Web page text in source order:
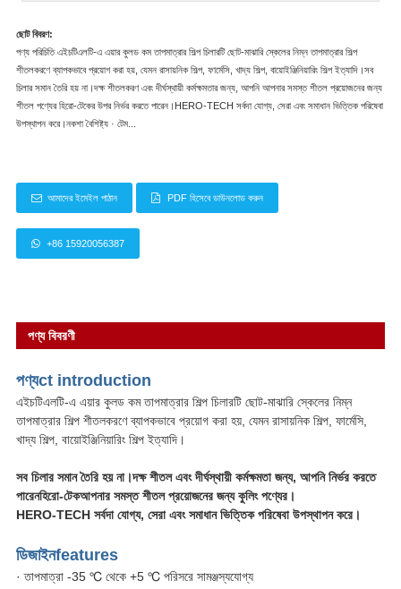
ছোট বিবরণ:
পণ্য পরিচিতি এইচটিএলটি-এ এয়ার কুলড কম তাপমাত্রার শিল্প চিলারটি ছোট-মাঝারি স্কেলের নিম্ন তাপমাত্রার শিল্প
শীতলকরণে ব্যাপকভাবে প্রয়োগ করা হয়, যেমন রাসায়নিক শিল্প, ফার্মেসি, খাদ্য শিল্প, বায়োইঞ্জিনিয়ারিং শিল্প ইত্যাদি।সব
চিলার সমান তৈরি হয় না।দক্ষ শীতলকরণ এবং দীর্ঘস্থায়ী কর্মক্ষমতার জন্য, আপনি আপনার সমস্ত শীতল প্রয়োজনের জন্য
শীতল পণ্যের হিরো-টেকের উপর নির্ভর করতে পারেন।HERO-TECH সর্বদা যোগ্য, সেরা এবং সমাধান ভিত্তিক পরিষেবা
উপস্থাপন করে।নকশা বৈশিষ্ট্য · টেম...
আমাদের ইমেইল পাঠান PDF হিসেবে ডাউনলোড করুন
+86 15920056387
পণ্য বিবরণী
পণ্যct introduction
এইচটিএলটি-এ এয়ার কুলড কম তাপমাত্রার শিল্প চিলারটি ছোট-মাঝারি স্কেলের নিম্ন
তাপমাত্রার শিল্প শীতলকরণে ব্যাপকভাবে প্রয়োগ করা হয়, যেমন রাসায়নিক শিল্প, ফার্মেসি,
খাদ্য শিল্প, বায়োইঞ্জিনিয়ারিং শিল্প ইত্যাদি।
সব চিলার সমান তৈরি হয় না।দক্ষ শীতল এবং দীর্ঘস্থায়ী কর্মক্ষমতা জন্য, আপনি নির্ভর করতে
পারেনহিরো-টেকআপনার সমস্ত শীতল প্রয়োজনের জন্য কুলিং পণ্যের।
HERO-TECH সর্বদা যোগ্য, সেরা এবং সমাধান ভিত্তিক পরিষেবা উপস্থাপন করে।
ডিজাইনfeatures
· তাপমাত্রা -35 ℃ থেকে +5 ℃ পরিসরে সামঞ্জস্যযোগ্য